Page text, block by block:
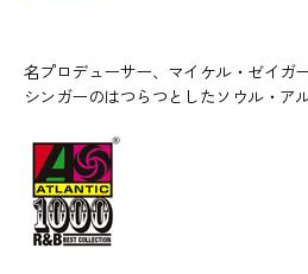
名プロデューサー、マイケル・ゼイガ
シンガーのはつらつとしたソウル・ア